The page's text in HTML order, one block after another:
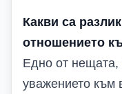
Какви са
отношението
Едно от нещата,
уважението към